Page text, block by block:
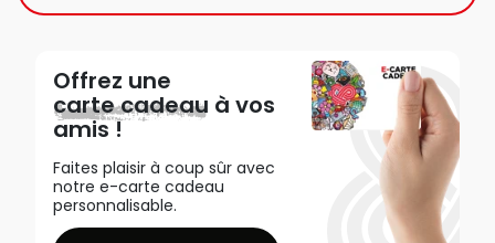
Offrez une
carte cadeau à vos
amis !
Faites plaisir à coup sûr avec
notre e-carte cadeau
personnalisable.